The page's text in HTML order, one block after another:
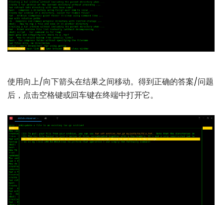
使用向上/向下箭头在结果之间移动。得到正确的答案/问题
后，点击空格键或回车键在终端中打开它。